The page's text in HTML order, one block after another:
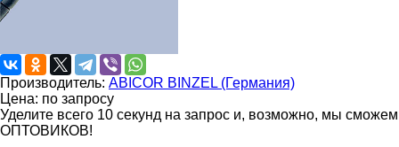
Производитель: ABICOR BINZEL (Германия)
Цена: по запросу
Уделите всего 10 секунд на запрос и, возможно, мы
ОПТОВИКОВ!